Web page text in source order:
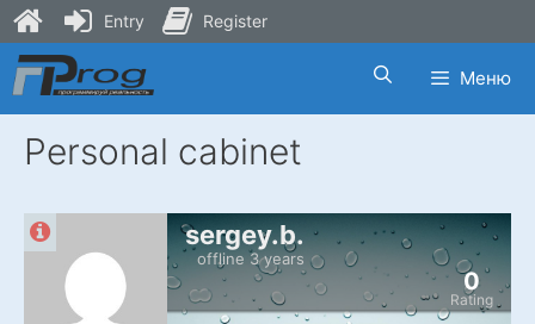
Skip
to
content
Меню
Personal cabinet
sergey.b.
offline 3 years
Rating
0
Entry Register